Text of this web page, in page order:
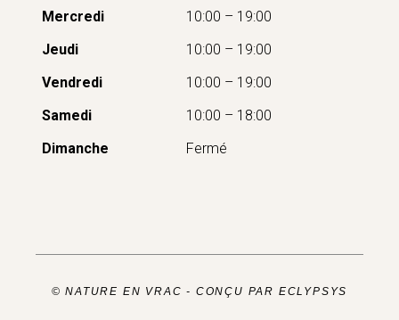
Mercredi
10:00 – 19:00
Jeudi
10:00 – 19:00
Vendredi
10:00 – 19:00
Samedi
10:00 – 18:00
Dimanche
Fermé
© NATURE EN VRAC - CONÇU PAR ECLYPSYS